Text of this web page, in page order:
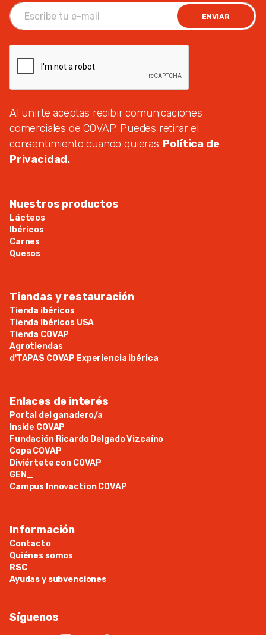
ENVIAR
Al unirte aceptas recibir comunicaciones
comerciales de COVAP. Puedes retirar el
consentimiento cuando quieras. Política de
Privacidad.
Nuestros productos
Lácteos
Ibéricos
Carnes
Quesos
Tiendas y restauración
Tienda ibéricos
Tienda Ibéricos USA
Tienda COVAP
Agrotiendas
d'TAPAS COVAP Experiencia ibérica
Enlaces de interés
Portal del ganadero/a
Inside COVAP
Fundación Ricardo Delgado Vizcaíno
Copa COVAP
Diviértete con COVAP
GEN_
Campus Innovaction COVAP
Información
Contacto
Quiénes somos
RSC
Ayudas y subvenciones
Síguenos